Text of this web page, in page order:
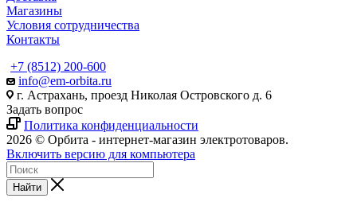
Магазины
Условия сотрудничества
Контакты
+7 (8512) 200-600
info@em-orbita.ru
г. Астрахань, проезд Николая Островского д. 6
Задать вопрос
Политика конфиденциальности
2026 © Орбита - интернет-магазин электротоваров.
Включить версию для компьютера
Найти